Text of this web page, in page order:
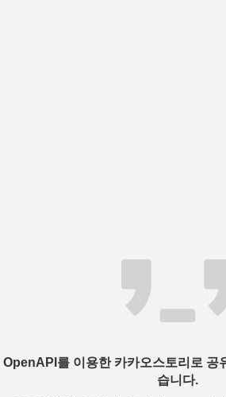
OpenAPI를 이용한 카카오스토리로 공
습니다.